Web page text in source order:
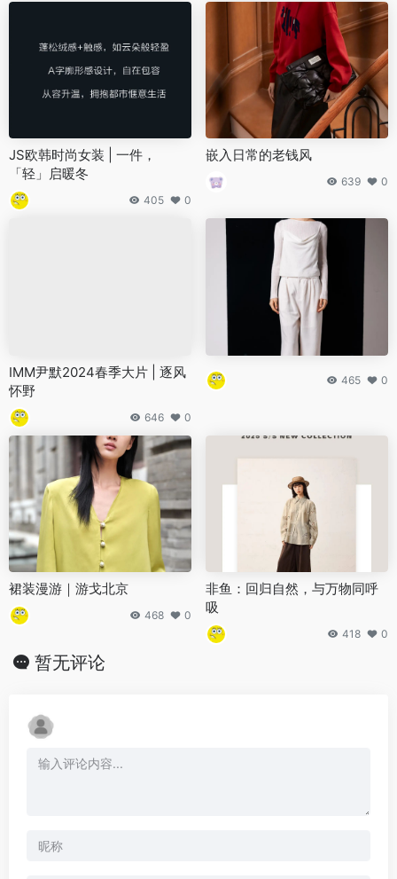
JS欧韩时尚女装 | 一件，
「轻」启暖冬
405 0
嵌入日常的老钱风
639 0
IMM尹默2024春季大片 | 逐风
怀野
646 0
465 0
裙装漫游｜游戈北京
468 0
非鱼：回归自然，与万物同呼
吸
418 0
暂无评论